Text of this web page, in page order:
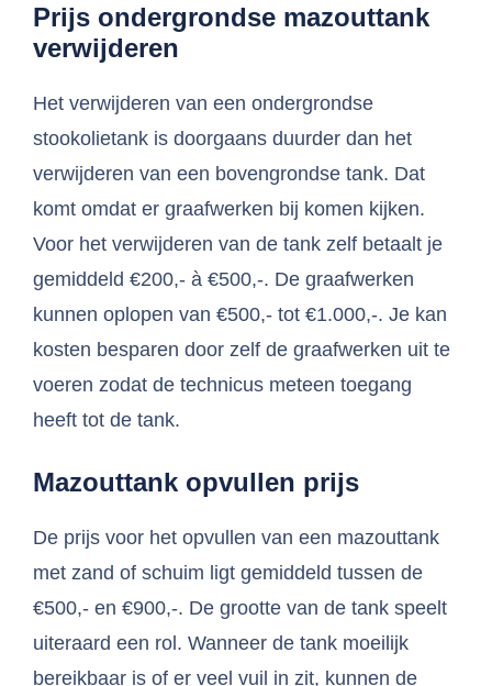
Prijs ondergrondse mazouttank
verwijderen
Het verwijderen van een ondergrondse
stookolietank is doorgaans duurder dan het
verwijderen van een bovengrondse tank. Dat
komt omdat er graafwerken bij komen kijken.
Voor het verwijderen van de tank zelf betaalt je
gemiddeld €200,- à €500,-. De graafwerken
kunnen oplopen van €500,- tot €1.000,-. Je kan
kosten besparen door zelf de graafwerken uit te
voeren zodat de technicus meteen toegang
heeft tot de tank.
Mazouttank opvullen prijs
De prijs voor het opvullen van een mazouttank
met zand of schuim ligt gemiddeld tussen de
€500,- en €900,-. De grootte van de tank speelt
uiteraard een rol. Wanneer de tank moeilijk
bereikbaar is of er veel vuil in zit, kunnen de